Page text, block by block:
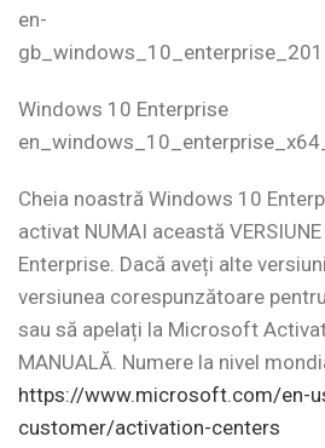
en-
Windows 10 Enterprise
Cheia noastră Windows 10
activat NUMAI această
Enterprise. Dacă aveți alte
versiunea corespunzătoare
sau să apelați la Microsoft
MANUALĂ. Numere la nivel
https://www.microsoft.com/en-
customer/activation-centers